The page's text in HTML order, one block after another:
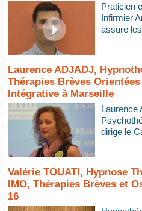
Praticien
Infirmier
assure
Laurence ADJADJ,
Thérapies Brèves
Intégrative à Marseille
Laurence
dirige le
Valérie TOUATI, Hypnose
IMO, Thérapies Brèves et
16